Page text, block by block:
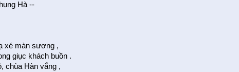
Hà --
xé màn sương ,
giục khách buồn .
chùa Hàn vắng ,